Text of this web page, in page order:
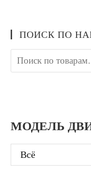
ПОИСК ПО
МОДЕЛЬ